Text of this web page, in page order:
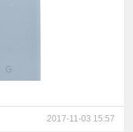
2017-11-03 15:57